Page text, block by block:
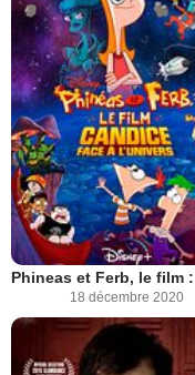
18 décembre 2020